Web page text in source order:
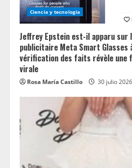
Ciencia y tecnologia
Jeffrey Epstein est-il apparu sur
publicitaire Meta Smart Glasses
vérification des faits révèle une
virale
Rosa María Castillo 30 julio 2026